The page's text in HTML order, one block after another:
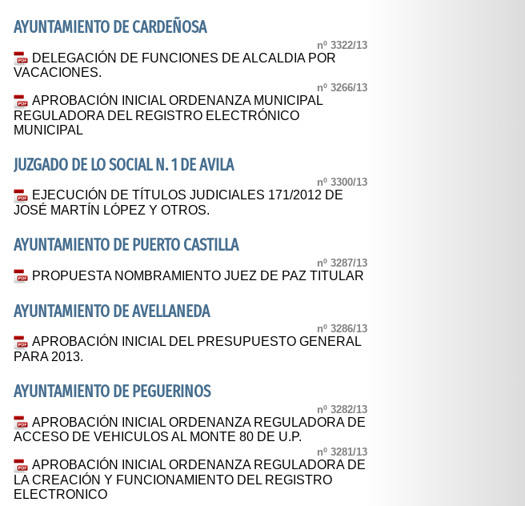
AYUNTAMIENTO DE CARDEÑOSA
nº 3322/13
DELEGACIÓN DE FUNCIONES DE ALCALDIA POR
VACACIONES.
nº 3266/13
APROBACIÓN INICIAL ORDENANZA MUNICIPAL
REGULADORA DEL REGISTRO ELECTRÓNICO
MUNICIPAL
JUZGADO DE LO SOCIAL N. 1 DE AVILA
nº 3300/13
EJECUCIÓN DE TÍTULOS JUDICIALES 171/2012 DE
JOSÉ MARTÍN LÓPEZ Y OTROS.
AYUNTAMIENTO DE PUERTO CASTILLA
nº 3287/13
PROPUESTA NOMBRAMIENTO JUEZ DE PAZ TITULAR
AYUNTAMIENTO DE AVELLANEDA
nº 3286/13
APROBACIÓN INICIAL DEL PRESUPUESTO GENERAL
PARA 2013.
AYUNTAMIENTO DE PEGUERINOS
nº 3282/13
APROBACIÓN INICIAL ORDENANZA REGULADORA DE
ACCESO DE VEHICULOS AL MONTE 80 DE U.P.
nº 3281/13
APROBACIÓN INICIAL ORDENANZA REGULADORA DE
LA CREACIÓN Y FUNCIONAMIENTO DEL REGISTRO
ELECTRONICO